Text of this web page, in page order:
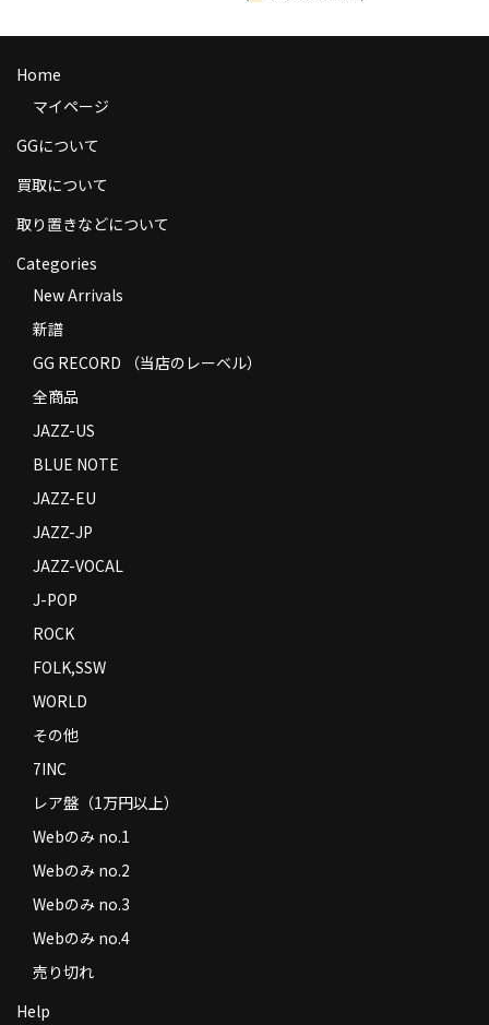
商品の発送
お支払い方法
返品
特定商取引法に基づく表示
Contact
Home
マイページ
GGについて
買取について
取り置きなどについて
Categories
New Arrivals
新譜
GG RECORD （当店のレーベル）
全商品
JAZZ-US
BLUE NOTE
JAZZ-EU
JAZZ-JP
JAZZ-VOCAL
J-POP
ROCK
FOLK,SSW
WORLD
その他
7INC
レア盤（1万円以上）
Webのみ no.1
Webのみ no.2
Webのみ no.3
Webのみ no.4
売り切れ
Help